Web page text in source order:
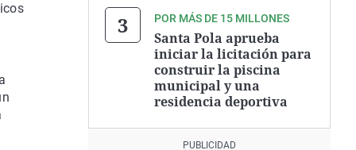
POR MÁS DE 15 MILLONES
Santa Pola aprueba
iniciar la licitación para
construir la piscina
municipal y una
residencia deportiva